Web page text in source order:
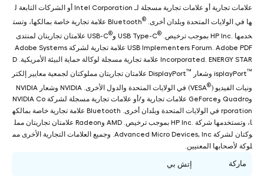
علامات تجارية أو علامات تجارية مسجلة لـ Intel Corporation أو الشركات التابعة ل
ها في الولايات المتحدة وبلدان أخرى. Bluetooth ®
‎ علامة تجارية خاصة بمالكها، وتست
خدمها HP Inc.‎ بموجب ترخيص. USB Type-C
®
®
‎ علامتان تجاريتان لمنتدى
USB Implementers Forum. Adobe PDF علامة تجارية لشركة Adobe Systems
Incorporated. ENERGY STAR علامة تجارية مسجلة لوكالة حماية البيئة الأمريكية. D
isplayPort™
™
‎ علامتان تجاريتان مملوكتان لجمعية معايير إلكتر
ونيات الفيديو (VESA®
‎) في الولايات المتحدة والدول الأخرى. NVIDIA وشعار NVIDIA
وQuadro وGeForce علامات تجارية و/أو علامات تجارية مسجلة لشركة NVIDIA Co
rporation في الولايات المتحدة وبلدان أخرى. Bluetooth علامة تجارية خاصة بمالكه
ا، وتستخدمها شركة HP Inc.‎ بموجب ترخيص. AMD وRadeon علامتان تجاريتان ممل
وكتان لشركة Advanced Micro Devices, Inc. وجميع العلامات التجارية الأخرى مم
لوكة لأصحابها المعنيين.
ماركة إتش بي